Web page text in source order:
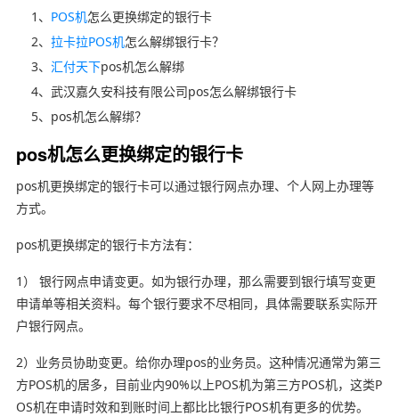
1、 POS机怎么更换绑定的银行卡
2、 拉卡拉POS机怎么解绑银行卡？
3、 汇付天下pos机怎么解绑
4、武汉嘉久安科技有限公司pos怎么解绑银行卡
5、pos机怎么解绑？
pos机怎么更换绑定的银行卡
pos机更换绑定的银行卡可以通过银行网点办理、个人网上办理等
方式。
pos机更换绑定的银行卡方法有：
1） 银行网点申请变更。如为银行办理，那么需要到银行填写变更
申请单等相关资料。每个银行要求不尽相同，具体需要联系实际开
户银行网点。
2）业务员协助变更。给你办理pos的业务员。这种情况通常为第三
方POS机的居多，目前业内90%以上POS机为第三方POS机，这类P
OS机在申请时效和到账时间上都比比银行POS机有更多的优势。